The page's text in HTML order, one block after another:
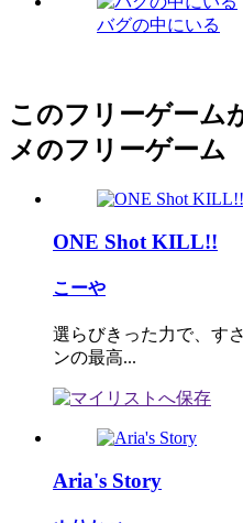
バグの中にいる
このフリーゲーム
メのフリーゲーム
ONE Shot KILL!!
こーや
選らびきった力で、す
ンの最高...
Aria's Story